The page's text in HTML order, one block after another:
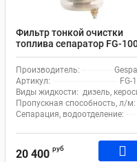
Фильтр тонкой очистки
топлива сепаратор FG-
Gespasa
Производитель:
Артикул:
FG-
Виды жидкости: дизель,
Пропускная способность, л/м:
Сепарация, водоотделение:
20 400 руб